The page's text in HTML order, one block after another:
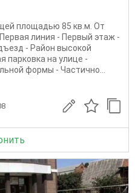
площадью 85 кв.м. От
линия - Первый этаж -
- Район высокой
парковка на улице -
формы - Частично...